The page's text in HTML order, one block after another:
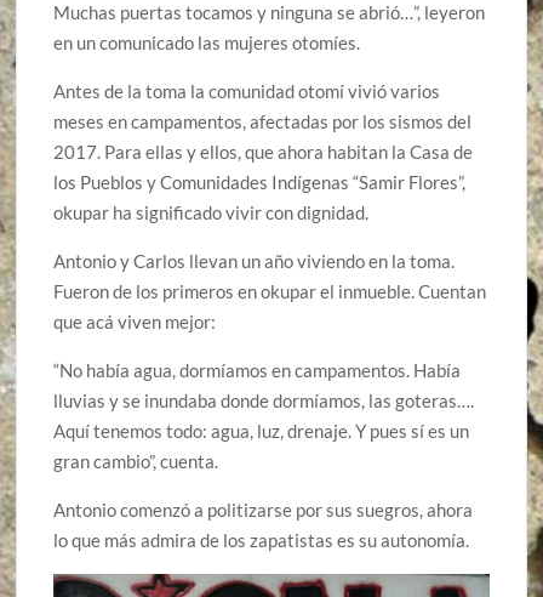
Muchas puertas tocamos y ninguna se abrió…”, leyeron
en un comunicado las mujeres otomíes.
Antes de la toma la comunidad otomí vivió varios
meses en campamentos, afectadas por los sismos del
2017. Para ellas y ellos, que ahora habitan la Casa de
los Pueblos y Comunidades Indígenas “Samir Flores”,
okupar ha significado vivir con dignidad.
Antonio y Carlos llevan un año viviendo en la toma.
Fueron de los primeros en okupar el inmueble. Cuentan
que acá viven mejor:
“No había agua, dormíamos en campamentos. Había
lluvias y se inundaba donde dormíamos, las goteras….
Aquí tenemos todo: agua, luz, drenaje. Y pues sí es un
gran cambio”, cuenta.
Antonio comenzó a politizarse por sus suegros, ahora
lo que más admira de los zapatistas es su autonomía.